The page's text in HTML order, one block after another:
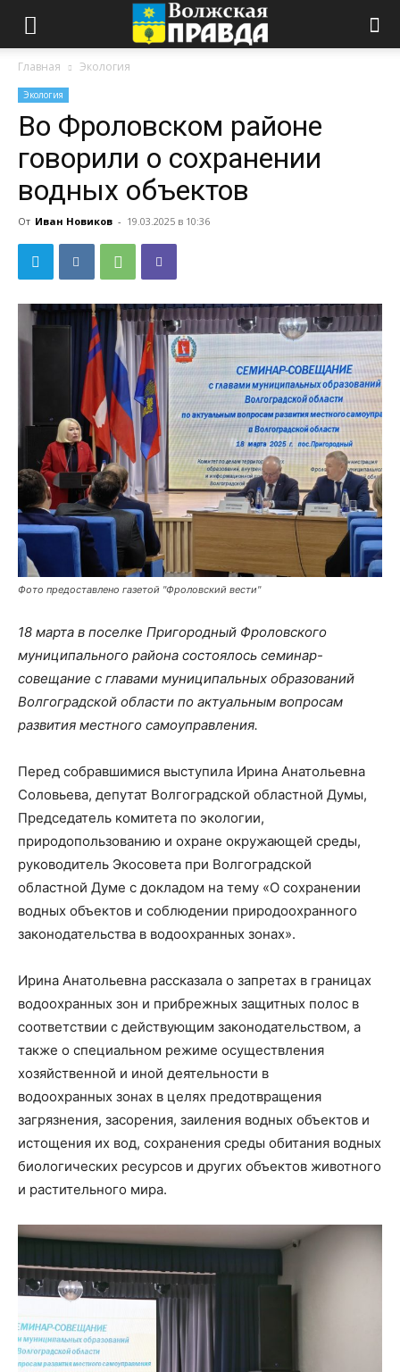
Главная Экология
Экология
Во Фроловском районе
говорили о сохранении
водных объектов
От Иван Новиков - 19.03.2025 в 10:36
Фото предоставлено газетой "Фроловский вести"
18 марта в поселке Пригородный Фроловского
муниципального района состоялось семинар-
совещание с главами муниципальных образований
Волгоградской области по актуальным вопросам
развития местного самоуправления.
Перед собравшимися выступила Ирина Анатольевна
Соловьева, депутат Волгоградской областной Думы,
Председатель комитета по экологии,
природопользованию и охране окружающей среды,
руководитель Экосовета при Волгоградской
областной Думе с докладом на тему «О сохранении
водных объектов и соблюдении природоохранного
законодательства в водоохранных зонах».
Ирина Анатольевна рассказала о запретах в границах
водоохранных зон и прибрежных защитных полос в
соответствии с действующим законодательством, а
также о специальном режиме осуществления
хозяйственной и иной деятельности в
водоохранных зонах в целях предотвращения
загрязнения, засорения, заиления водных объектов и
истощения их вод, сохранения среды обитания водных
биологических ресурсов и других объектов животного
и растительного мира.